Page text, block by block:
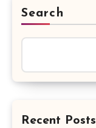
Search
Recent Posts